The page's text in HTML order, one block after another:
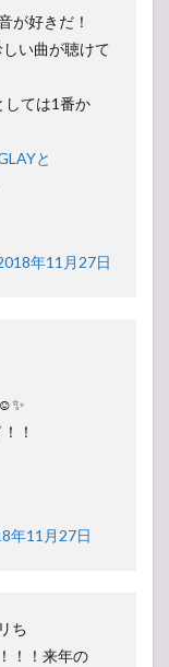
が好きだ！
い曲が聴けて
しては1番か
と
年11月27日
！
年11月27日
ち
！！来年の